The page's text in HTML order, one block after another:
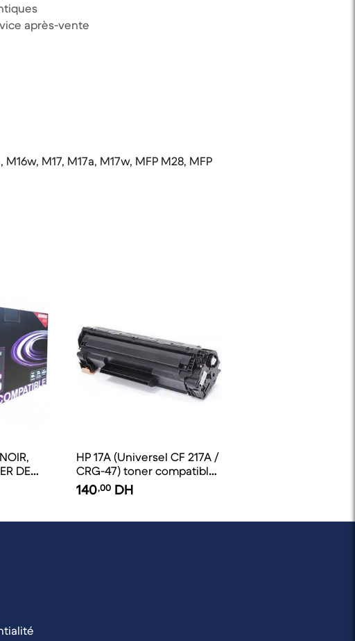
après-vente
M16w, M17, M17a, M17w, MFP M28, MFP
DE
HP 17A (Universel CF 217A /
CRG-47) toner compatible
- EuroToner
140,00 DH